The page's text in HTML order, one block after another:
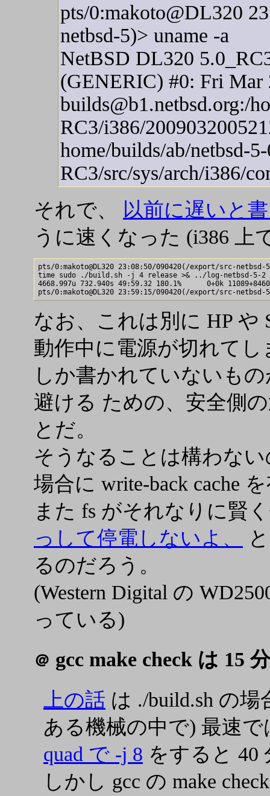
pts/0:makoto@DL320
netbsd-5)> uname -a
NetBSD DL320
(GENERIC) #0: Fri Mar
builds@b1.netbsd.org:/
RC3/i386/
home/builds/ab/netbsd-
RC3/src/sys/arch/i386/
それで、
以前に遅いと
うに速くなった (i386 上
pts/0:makoto@DL320 23:08:50/090420(/export/src-
time sudo ./build.sh -j 4 release >& ../log-netbsd-5-2
4668.997u 732.940s 49:59.32 180.1%      0+0k
なお、これは別に HP や
動作中に電源が切れてし
しか書かれていないも
避ける ための、安全側
とだ。
そうなることは構わな
場合に write-back cache
また fs がそれなりに賢
っして停電しないよ、
るのだろう。
(Western Digital の
っている)
＠ gcc make check は 15
上の話 は ./build.sh の
ある機械の中で) 最速
quad で -j 8 をすると 40
しかし gcc の make